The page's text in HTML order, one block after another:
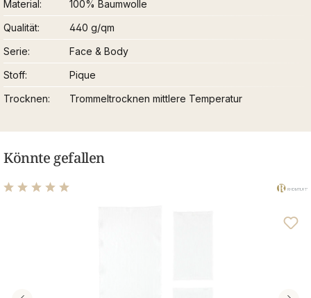
Material
100% Baumwolle
Qualität
440 g/qm
Serie
Face & Body
Stoff
Pique
Trocknen
Trommeltrocknen mittlere Temperatur
Könnte gefallen